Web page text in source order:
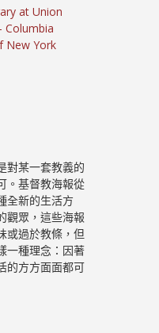
at Union
Columbia
New York
對某一套教義的
。基督教海報從
全新的生活方
觀眾，這些海報
或過於教條，但
一種理念：因著
的方方面面都可